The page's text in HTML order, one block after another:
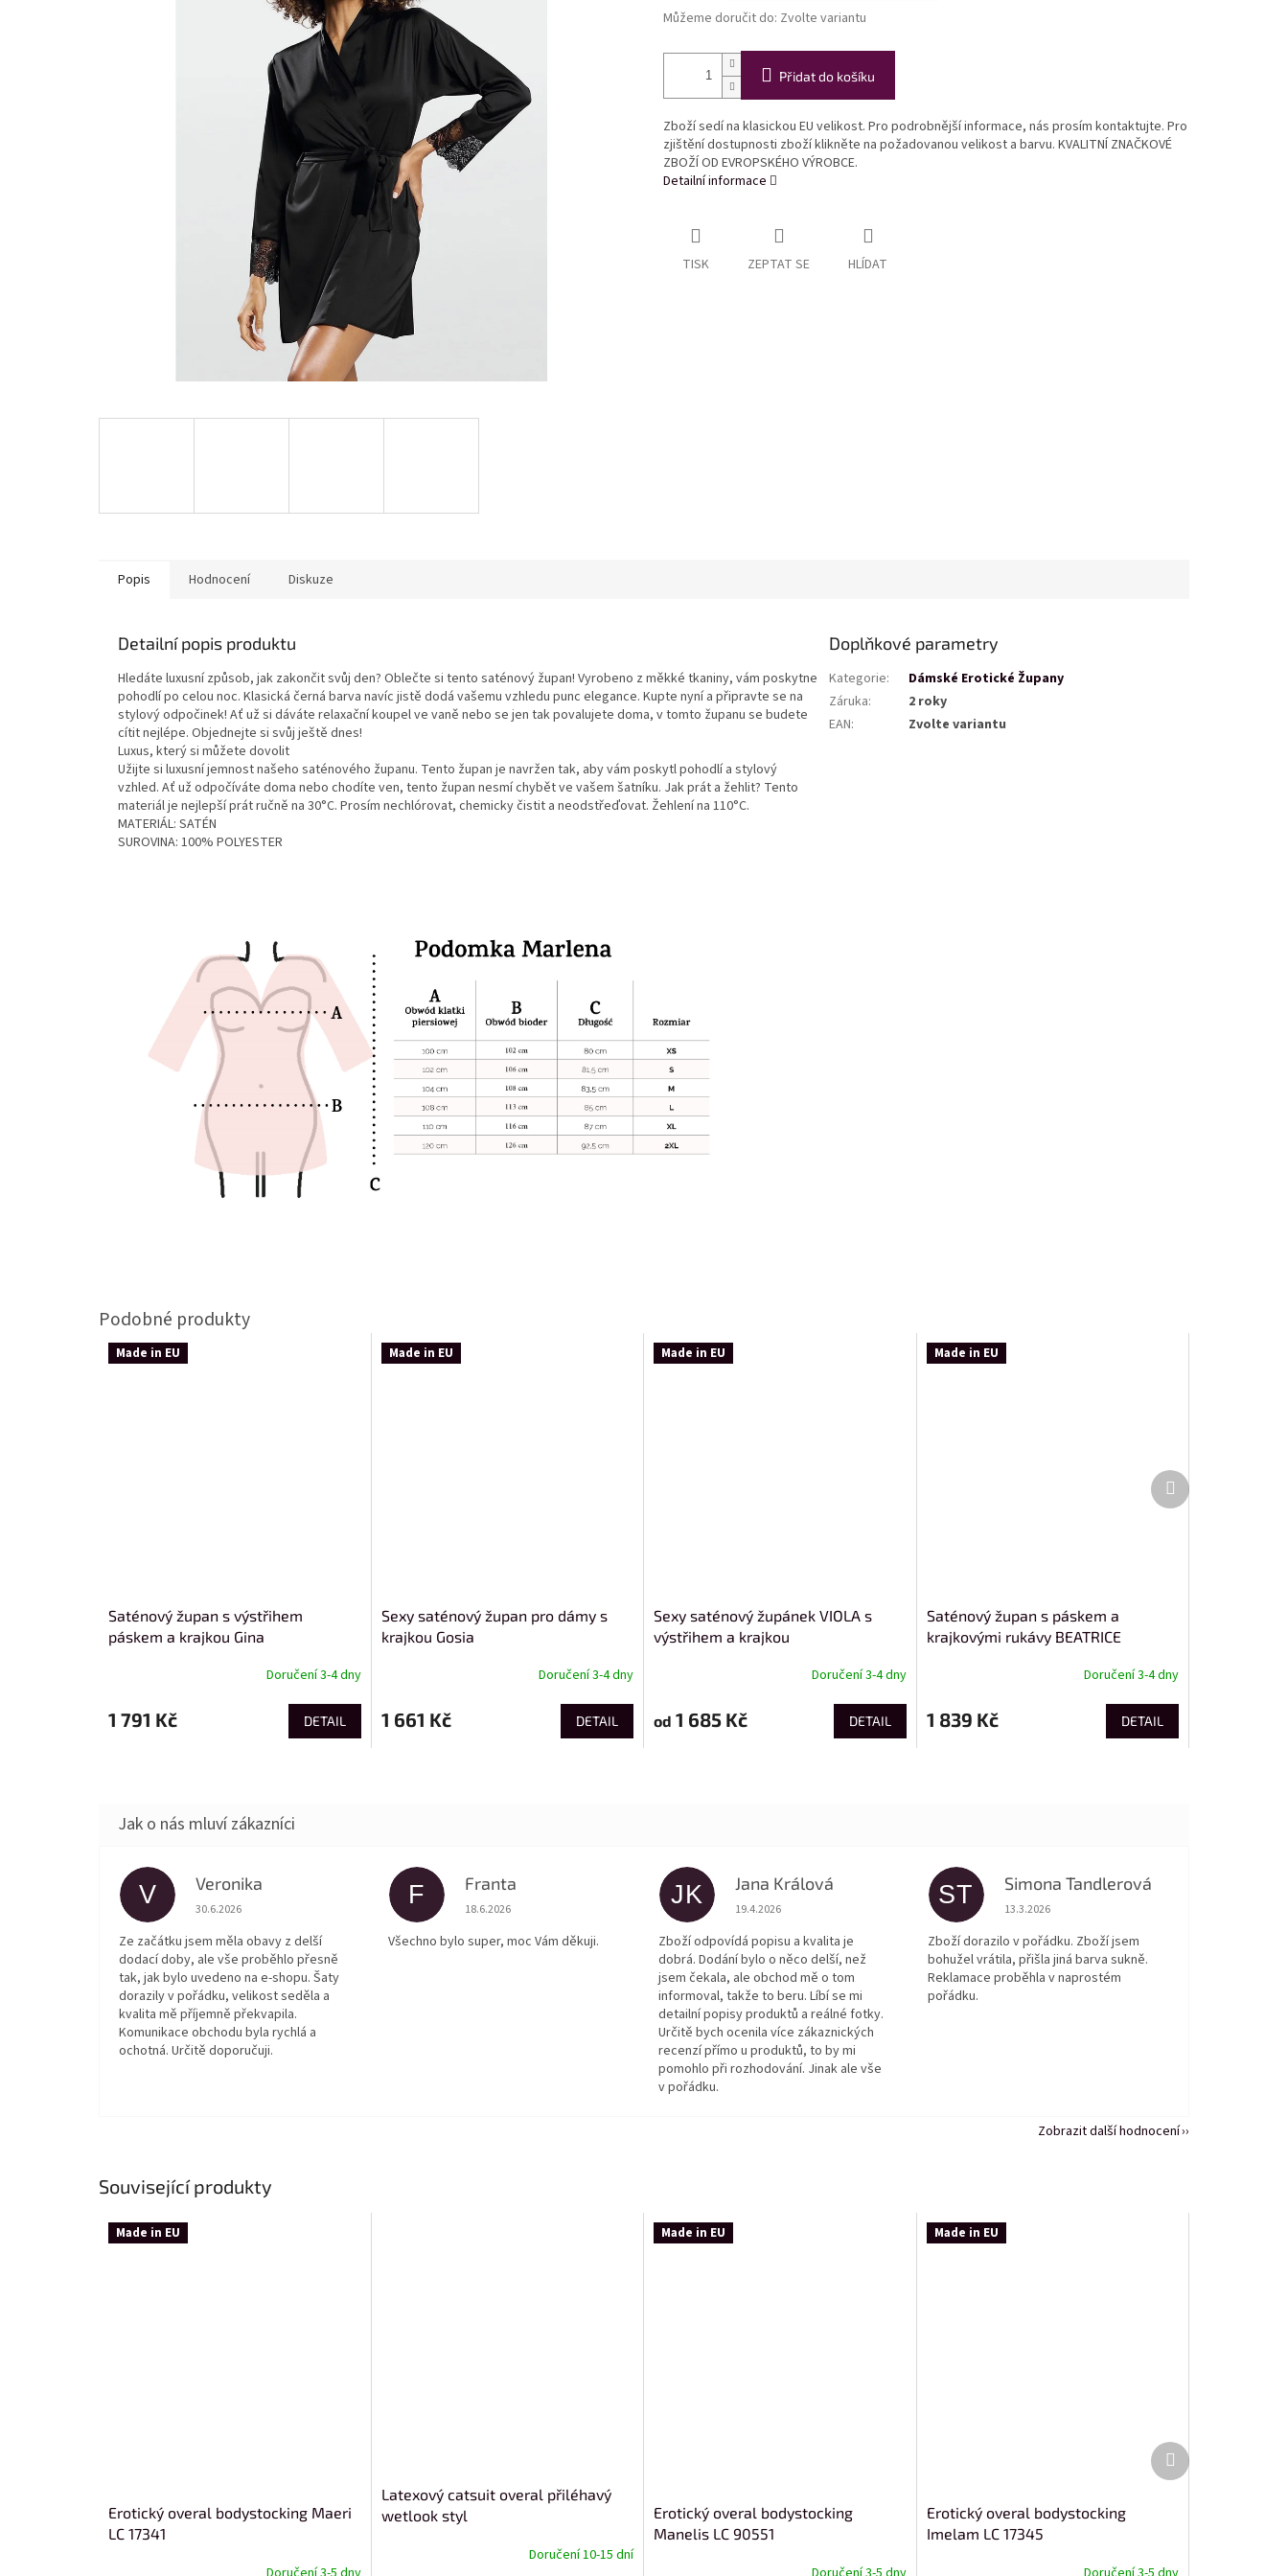
Můžeme doručit do: Zvolte variantu
Přidat do košíku
Zboží sedí na klasickou EU velikost. Pro podrobnější informace, nás prosím kontaktujte. Pro
zjištění dostupnosti zboží klikněte na požadovanou velikost a barvu. KVALITNÍ ZNAČKOVÉ
ZBOŽÍ OD EVROPSKÉHO VÝROBCE.
Detailní informace
TISK ZEPTAT SE HLÍDAT
Související produkty
Made in EU
Erotický overal bodystocking Maeri
LC 17341
Latexový catsuit overal přiléhavý
wetlook styl
Doručení 10-15 dní
Made in EU
Erotický overal bodystocking
Manelis LC 90551
Made in EU
Erotický overal bodystocking
Imelam LC 17345
Další
produkt
Popis Hodnocení Diskuze
Detailní popis produktu
Hledáte luxusní způsob, jak zakončit svůj den? Oblečte si tento saténový župan! Vyrobeno z měkké tkaniny, vám poskytne
pohodlí po celou noc. Klasická černá barva navíc jistě dodá vašemu vzhledu punc elegance. Kupte nyní a připravte se na
stylový odpočinek! Ať už si dáváte relaxační koupel ve vaně nebo se jen tak povalujete doma, v tomto županu se budete
cítit nejlépe. Objednejte si svůj ještě dnes!
Luxus, který si můžete dovolit
Užijte si luxusní jemnost našeho saténového županu. Tento župan je navržen tak, aby vám poskytl pohodlí a stylový
vzhled. Ať už odpočíváte doma nebo chodíte ven, tento župan nesmí chybět ve vašem šatníku. Jak prát a žehlit? Tento
materiál je nejlepší prát ručně na 30°C. Prosím nechlórovat, chemicky čistit a neodstřeďovat. Žehlení na 110°C.
MATERIÁL: SATÉN
SUROVINA: 100% POLYESTER
Doplňkové parametry
Kategorie:
Dámské Erotické Župany
Záruka:
2 roky
EAN: Zvolte variantu
Made in EU
Saténový župan s výstřihem
páskem a krajkou Gina
Doručení 3-4 dny
1 791 Kč DETAIL
Made in EU
Sexy saténový župan pro dámy s
krajkou Gosia
Doručení 3-4 dny
1 661 Kč DETAIL
Made in EU
Sexy saténový župánek VIOLA s
výstřihem a krajkou
Doručení 3-4 dny
od 1 685 Kč DETAIL
Made in EU
Saténový župan s páskem a
krajkovými rukávy BEATRICE
Doručení 3-4 dny
1 839 Kč DETAIL
Další
produkt
V Veronika
Hodnocení obchodu je 5 z 5 hvězdiček.
30.6.2026
Ze začátku jsem měla obavy z delší
dodací doby, ale vše proběhlo přesně
tak, jak bylo uvedeno na e-shopu. Šaty
dorazily v pořádku, velikost seděla a
kvalita mě příjemně překvapila.
Komunikace obchodu byla rychlá a
ochotná. Určitě doporučuji.
F Franta
Hodnocení obchodu je 5 z 5 hvězdiček.
18.6.2026
Všechno bylo super, moc Vám děkuji.
JK Jana Králová
Hodnocení obchodu je 5 z 5 hvězdiček.
19.4.2026
Zboží odpovídá popisu a kvalita je
dobrá. Dodání bylo o něco delší, než
jsem čekala, ale obchod mě o tom
informoval, takže to beru. Líbí se mi
detailní popisy produktů a reálné fotky.
Určitě bych ocenila více zákaznických
recenzí přímo u produktů, to by mi
pomohlo při rozhodování. Jinak ale vše
v pořádku.
ST Simona Tandlerová
Hodnocení obchodu je 5 z 5 hvězdiček.
13.3.2026
Zboží dorazilo v pořádku. Zboží jsem
bohužel vrátila, přišla jiná barva sukně.
Reklamace proběhla v naprostém
pořádku.
Zobrazit další hodnocení